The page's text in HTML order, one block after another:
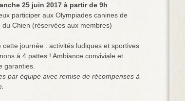
25 juin 2017 à partir de 9h
participer aux Olympiades canines de
du Chien (réservées aux membres)
cette journée : activités ludiques et sportives
à 4 pattes ! Ambiance conviviale et
garanties.
par équipe avec remise de récompenses à